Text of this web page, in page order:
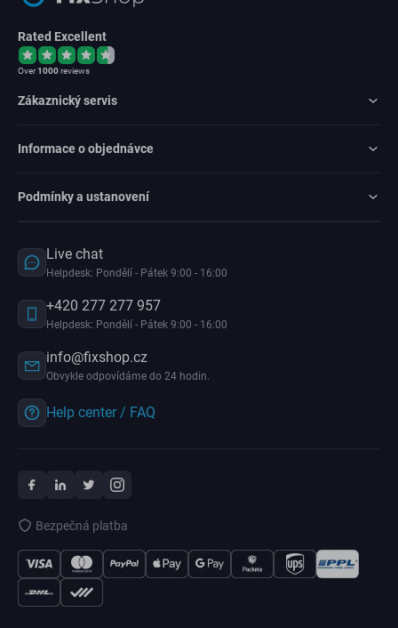
Rated Excellent
Over1000reviews
Zákaznický servis
Informace o objednávce
Podmínky a ustanovení
Live chat
Helpdesk: Pondělí - Pátek 9:00 - 16:00
+420 277 277 957
Helpdesk: Pondělí - Pátek 9:00 - 16:00
info@fixshop.cz
Obvykle odpovídáme do 24 hodin.
Help center / FAQ
Bezpečná platba